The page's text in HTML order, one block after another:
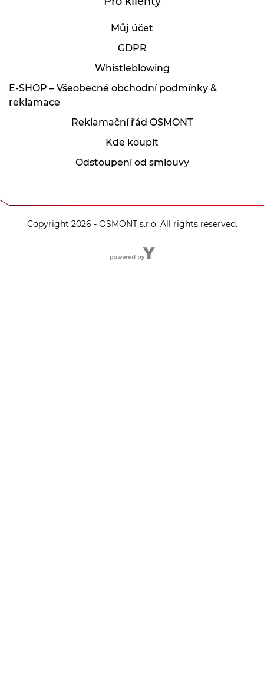
Můj účet
GDPR
Whistleblowing
E-SHOP – Všeobecné obchodní podmínky &
reklamace
Reklamační řád OSMONT
Kde koupit
Odstoupení od smlouvy
Copyright 2026 - OSMONT s.r.o. All rights reserved.